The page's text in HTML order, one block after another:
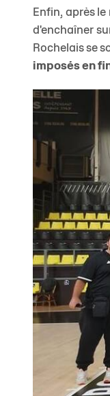
La PNM
En
la saison 56 à
évolue en
La PNM,elle,
Rochelais